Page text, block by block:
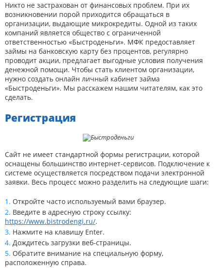
Никто не застрахован от финансовых проблем. При их
возникновении порой приходится обращаться в
организации, выдающие микрокредиты. Одной из таких
компаний является общество с ограниченной
ответственностью «Быстроденьги». МФК предоставляет
займы на банковскую карту без процентов, регулярно
проводит акции, предлагает выгодные условия получения
денежной помощи. Чтобы стать клиентом организации,
нужно создать онлайн личный кабинет займа
«Быстроденьги». Мы расскажем нашим читателям, как это
сделать.
Регистрация
Сайт не имеет стандартной формы регистрации, которой
оснащены большинство интернет-сервисов. Подключение к
системе осуществляется посредством подачи электронной
заявки. Весь процесс можно разделить на следующие шаги:
Откройте часто используемый вами браузер.
Введите в адресную строку ссылку:
https://www.bistrodengi.ru/.
Нажмите на клавишу Enter.
Дождитесь загрузки веб-страницы.
Обратите внимание на специальную форму,
расположенную справа.